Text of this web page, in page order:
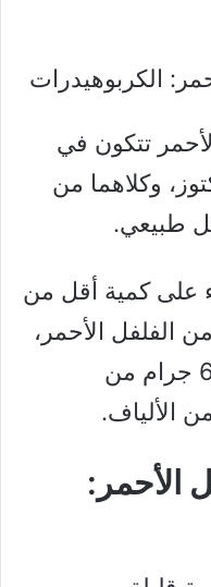
الكربوهيدرات
تتكون في
وكلاهما من
طبيعي.
على كمية أقل من
الفلفل الأحمر،
حيث يحتوي الكوب على 6.9 جرام من
الأحمر: